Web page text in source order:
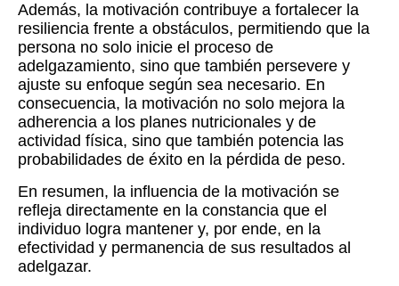
Además, la motivación contribuye a fortalecer la
resiliencia frente a obstáculos, permitiendo que la
persona no solo inicie el proceso de
adelgazamiento, sino que también persevere y
ajuste su enfoque según sea necesario. En
consecuencia, la motivación no solo mejora la
adherencia a los planes nutricionales y de
actividad física, sino que también potencia las
probabilidades de éxito en la pérdida de peso.
En resumen, la influencia de la motivación se
refleja directamente en la constancia que el
individuo logra mantener y, por ende, en la
efectividad y permanencia de sus resultados al
adelgazar.